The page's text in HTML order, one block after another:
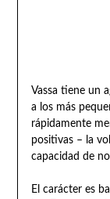
Vassa tiene un
a los más
rápidamente
positivas – la
capacidad de
El carácter es